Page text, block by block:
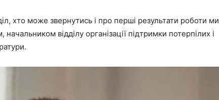
хто може звернутись і про перші результати роботи ми
відділу організації підтримки потерпілих і